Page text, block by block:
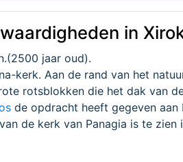
in
jaar oud).
kerk. Aan de rand van het
rotsblokken die het dak van
de opdracht heeft gegeven
de kerk van Panagia is te zien